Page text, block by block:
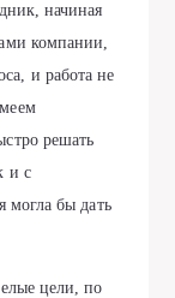
начиная
компании,
и работа не
решать
и с
могла бы дать
цели, по